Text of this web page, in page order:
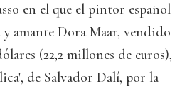
en el que el pintor español
y amante Dora Maar, vendido
(22,2 millones de euros),
de Salvador Dalí, por la